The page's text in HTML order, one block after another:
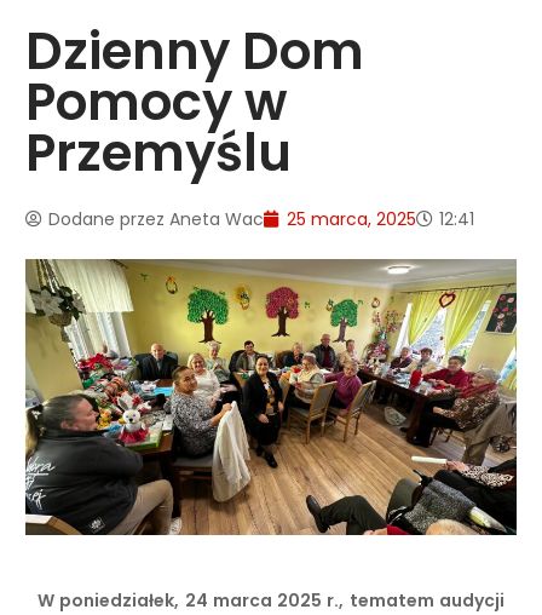
Dzienny Dom
Pomocy w
Przemyślu
Dodane przez Aneta Wac 25 marca, 2025 12:41
W poniedziałek, 24 marca 2025 r., tematem audycji